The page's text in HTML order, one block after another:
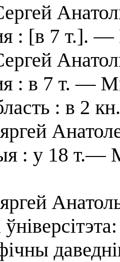
: [в 7 т.].
: в 7 т. —
: в 2
: у 18